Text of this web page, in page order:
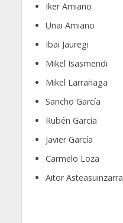
Iker Amiano
Unai Amiano
Ibai Jauregi
Mikel Isasmendi
Mikel Larrañaga
Sancho García
Rubén García
Javier García
Carmelo Loza
Aitor Asteasuinzarra